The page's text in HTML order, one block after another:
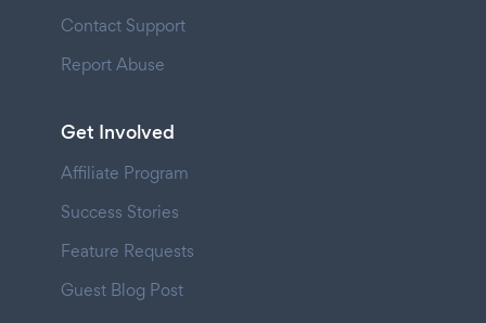
Contact Support
Report Abuse
Get Involved
Affiliate Program
Success Stories
Feature Requests
Guest Blog Post